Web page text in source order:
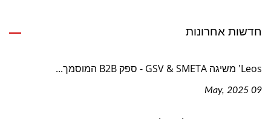
חדשות אחרונות
Leos' משיגה GSV & SMETA - ספק B2B המוסמך...
09 May, 2025